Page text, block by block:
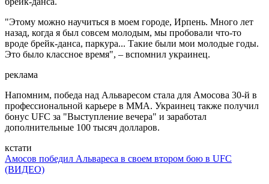
"Этому можно научиться в моем городе, Ирпень. Много лет
назад, когда я был совсем молодым, мы пробовали что-то
вроде брейк-данса, паркура... Такие были мои молодые годы.
Это было классное время", – вспомнил украинец.
реклама
Напомним, победа над Альваресом стала для Амосова 30-й в
профессиональной карьере в ММА. Украинец также получил
бонус UFC за "Выступление вечера" и заработал
дополнительные 100 тысяч долларов.
кстати
Амосов победил Альвареса в своем втором бою в UFC
(ВИДЕО)